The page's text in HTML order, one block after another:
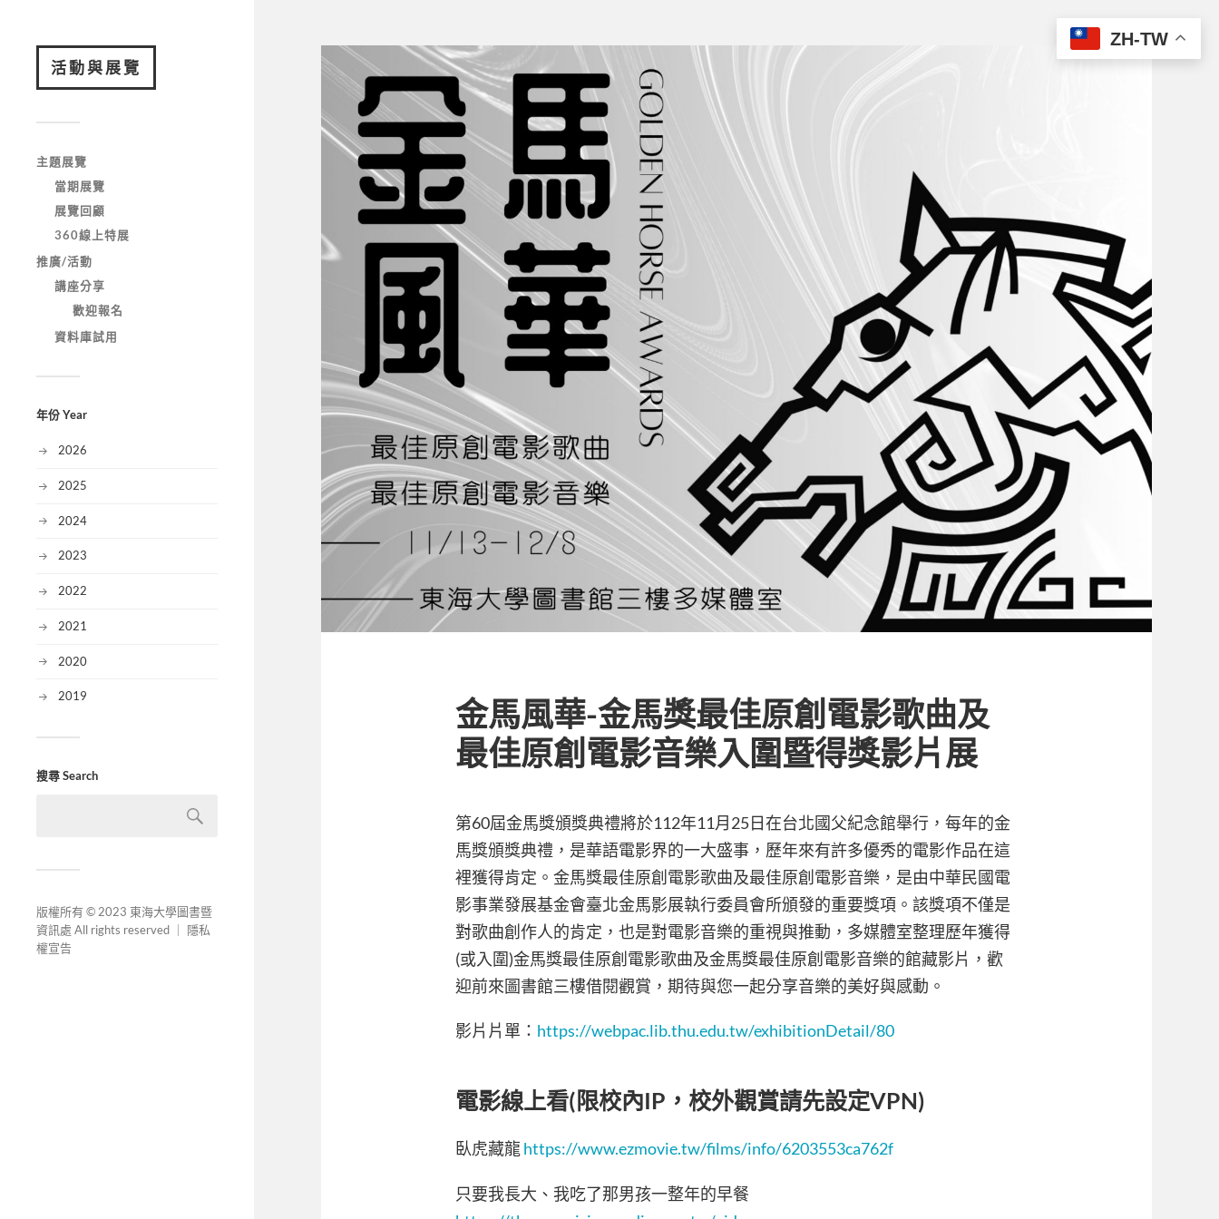
活動與展覽
主題展覽
當期展覽
展覽回顧
360線上特展
推廣/活動
講座分享
歡迎報名
資料庫試用
年份 Year
2026
2025
2024
2023
2022
2021
2020
2019
搜尋 Search
版權所有 © 2023 東海大學圖書暨
資訊處 All rights reserved ｜ 隱私
權宣告
金馬風華-金馬獎最佳原創電影歌曲及
最佳原創電影音樂入圍暨得獎影片展
第60屆金馬獎頒獎典禮將於112年11月25日在台北國父紀念館舉行，每年的金
馬獎頒獎典禮，是華語電影界的一大盛事，歷年來有許多優秀的電影作品在這
裡獲得肯定。金馬獎最佳原創電影歌曲及最佳原創電影音樂，是由中華民國電
影事業發展基金會臺北金馬影展執行委員會所頒發的重要獎項。該獎項不僅是
對歌曲創作人的肯定，也是對電影音樂的重視與推動，多媒體室整理歷年獲得
(或入圍)金馬獎最佳原創電影歌曲及金馬獎最佳原創電影音樂的館藏影片，歡
迎前來圖書館三樓借閱觀賞，期待與您一起分享音樂的美好與感動。
影片片單： https://webpac.lib.thu.edu.tw/exhibitionDetail/80
電影線上看(限校內IP，校外觀賞請先設定VPN)
臥虎藏龍 https://www.ezmovie.tw/films/info/6203553ca762f
只要我長大、我吃了那男孩一整年的早餐
ZH-TW